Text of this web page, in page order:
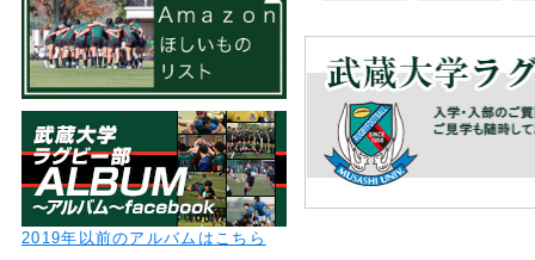
2019年以前のアルバムはこちら